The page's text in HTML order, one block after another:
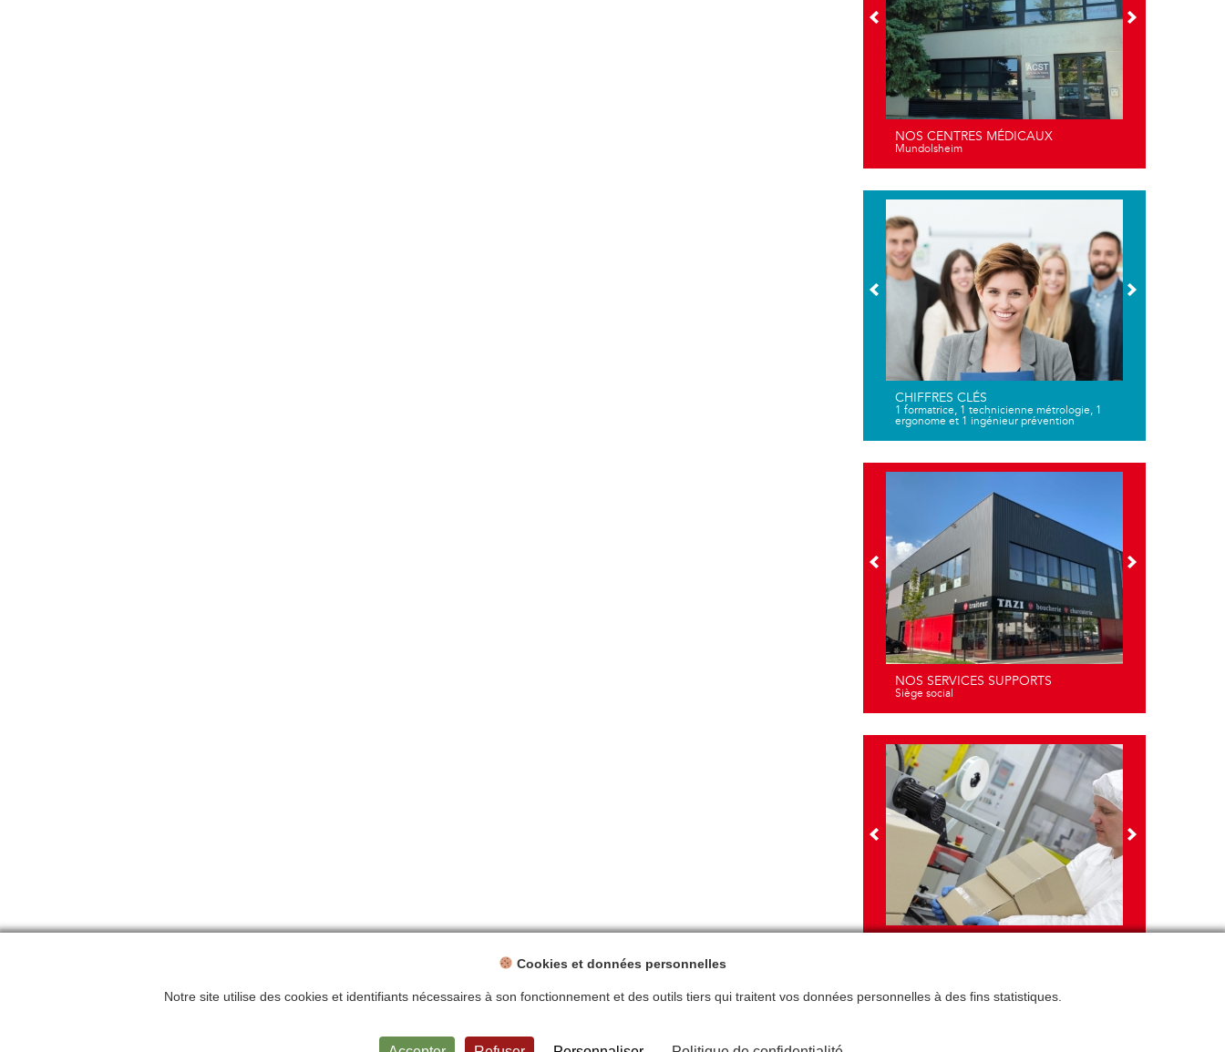
NOS CENTRES MÉDICAUX
Mundolsheim
CHIFFRES CLÉS
1 formatrice, 1 technicienne métrologie, 1
ergonome et 1 ingénieur prévention
NOS SERVICES SUPPORTS
Siège social
Mentions légales Politique de confidentialité Plan du site Contact
Cookies et données personnelles
Notre site utilise des cookies et identifiants nécessaires à son fonctionnement et des outils tiers qui traitent vos données personnelles à des fins statistiques.